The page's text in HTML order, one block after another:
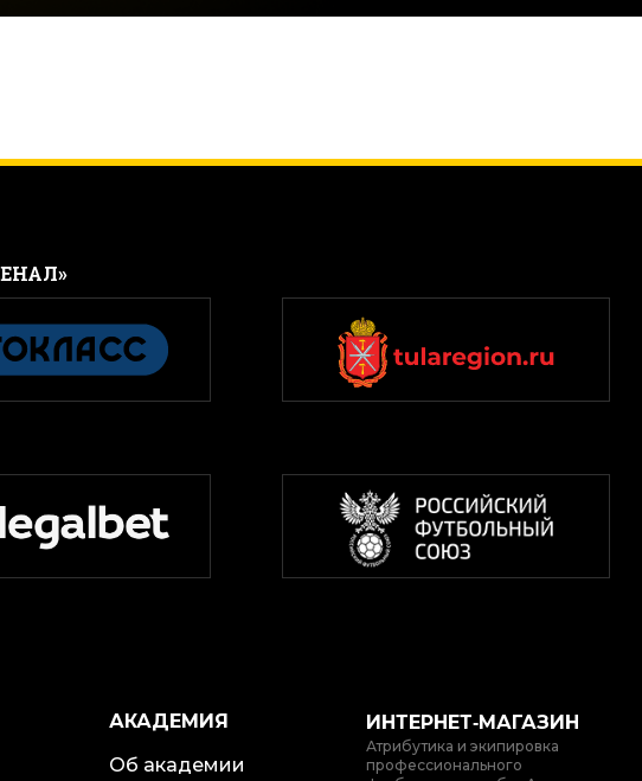
АКАДЕМИЯ
Об академии
ИНТЕРНЕТ‑МАГАЗИН
Атрибутика и экипировка
профессионального